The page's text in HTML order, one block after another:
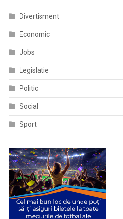
Divertisment
Economic
Jobs
Legislatie
Politic
Social
Sport